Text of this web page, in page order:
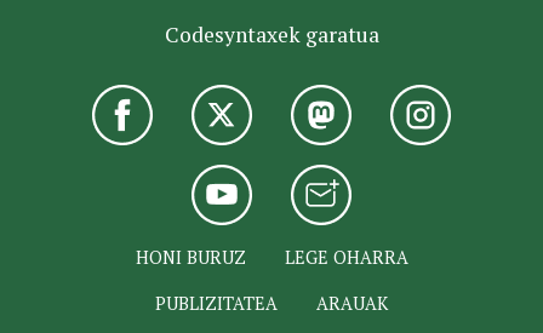
Codesyntaxek garatua
HONI BURUZ
LEGE OHARRA
PUBLIZITATEA
ARAUAK